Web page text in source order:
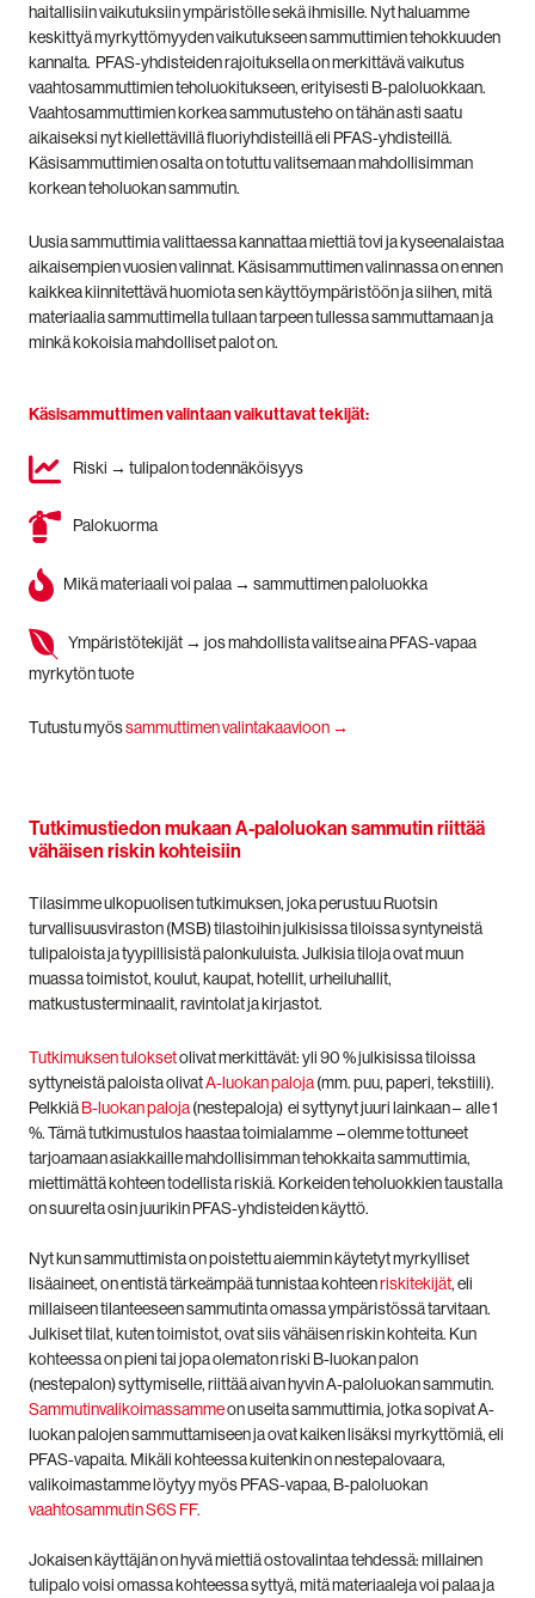
haitallisiin vaikutuksiin ympäristölle sekä ihmisille. Nyt haluamme
keskittyä myrkyttömyyden vaikutukseen sammuttimien tehokkuuden
kannalta. PFAS-yhdisteiden rajoituksella on merkittävä vaikutus
vaahtosammuttimien teholuokitukseen, erityisesti B-paloluokkaan.
Vaahtosammuttimien korkea sammutusteho on tähän asti saatu
aikaiseksi nyt kiellettävillä fluoriyhdisteillä eli PFAS-yhdisteillä.
Käsisammuttimien osalta on totuttu valitsemaan mahdollisimman
korkean teholuokan sammutin.
Uusia sammuttimia valittaessa kannattaa miettiä tovi ja kyseenalaistaa
aikaisempien vuosien valinnat. Käsisammuttimen valinnassa on ennen
kaikkea kiinnitettävä huomiota sen käyttöympäristöön ja siihen, mitä
materiaalia sammuttimella tullaan tarpeen tullessa sammuttamaan ja
minkä kokoisia mahdolliset palot on.
Käsisammuttimen valintaan vaikuttavat tekijät:
Riski → tulipalon todennäköisyys
Palokuorma
Mikä materiaali voi palaa → sammuttimenpaloluokka
Ympäristötekijät → jos mahdollista valitse ainaPFAS-vapaa
myrkytön tuote
Tutustu myössammuttimen valintakaavioon →
Tutkimustiedon mukaan A-paloluokan sammutin riittää
vähäisen riskin kohteisiin
Tilasimme ulkopuolisen tutkimuksen, joka perustuu Ruotsin
turvallisuusviraston (MSB) tilastoihin julkisissa tiloissa syntyneistä
tulipaloista ja tyypillisistä palonkuluista. Julkisia tiloja ovat muun
muassa toimistot, koulut, kaupat, hotellit, urheiluhallit,
matkustusterminaalit, ravintolat ja kirjastot.
Tutkimuksen tuloksetolivat merkittävät: yli 90 % julkisissa tiloissa
syttyneistä paloista olivatA-luokan paloja(mm. puu, paperi, tekstiili).
PelkkiäB-luokan paloja(nestepaloja) ei syttynyt juuri lainkaan – alle 1
%.Tämä tutkimustulos haastaa toimialamme – olemme tottuneet
tarjoamaan asiakkaille mahdollisimman tehokkaita sammuttimia,
miettimättä kohteen todellista riskiä. Korkeiden teholuokkien taustalla
on suurelta osin juurikin PFAS-yhdisteiden käyttö.
Nyt kun sammuttimista on poistettu aiemmin käytetyt myrkylliset
lisäaineet, on entistä tärkeämpää tunnistaakohteenriskitekijät, eli
millaiseen tilanteeseen sammutinta omassa ympäristössä tarvitaan.
Julkiset tilat, kuten toimistot, ovat siis vähäisen riskin kohteita. Kun
kohteessa on pieni tai jopa olematon riski B-luokan palon
(nestepalon) syttymiselle, riittää aivan hyvin A-paloluokan sammutin.
Sammutinvalikoimassammeon useita sammuttimia, jotka sopivat A-
luokan palojen sammuttamiseen ja ovat kaiken lisäksi myrkyttömiä, eli
PFAS-vapaita. Mikäli kohteessa kuitenkin on nestepalovaara,
valikoimastamme löytyy myös PFAS-vapaa, B-paloluokan
vaahtosammutin S6S FF.
Jokaisen käyttäjän on hyvä miettiä ostovalintaa tehdessä: millainen
tulipalo voisi omassa kohteessa syttyä, mitä materiaaleja voi palaa ja